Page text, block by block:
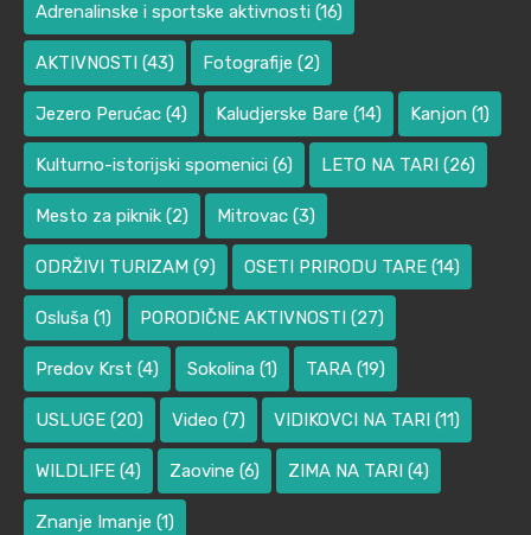
Adrenalinske i sportske aktivnosti (16)
AKTIVNOSTI (43) Fotografije (2)
Jezero Perućac (4) Kaludjerske Bare (14) Kanjon (1)
Kulturno-istorijski spomenici (6) LETO NA TARI (26)
Mesto za piknik (2) Mitrovac (3)
ODRŽIVI TURIZAM (9) OSETI PRIRODU TARE (14)
Osluša (1) PORODIČNE AKTIVNOSTI (27)
Predov Krst (4) Sokolina (1) TARA (19)
USLUGE (20) Video (7) VIDIKOVCI NA TARI (11)
WILDLIFE (4) Zaovine (6) ZIMA NA TARI (4)
Znanje Imanje (1)